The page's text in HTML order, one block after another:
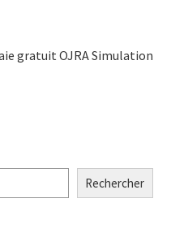
gratuit OJRA Simulation
Rechercher